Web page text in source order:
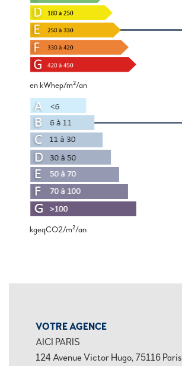
en kWhep/m²/an
kgeqCO2/m²/an
VOTRE AGENCE
AICI PARIS
124 Avenue Victor Hugo, 75116 Paris